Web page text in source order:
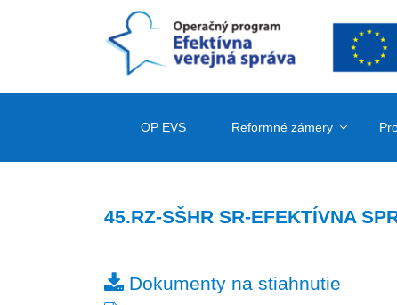
OP EVS Reformné zámery
45.RZ-SŠHR SR-EFEKTÍVNA
Dokumenty na stiahnutie